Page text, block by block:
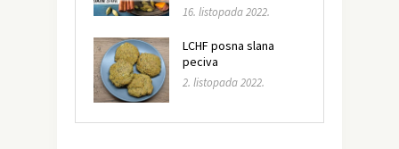
16. listopada 2022.
LCHF posna slana
peciva
2. listopada 2022.